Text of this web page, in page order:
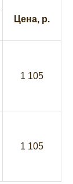
Цена, р.
1 105
1 105